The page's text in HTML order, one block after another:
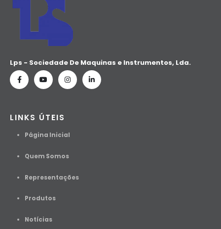
Lps - Sociedade De Maquinas e Instrumentos, Lda.
LINKS ÚTEIS
Página Inicial
Quem Somos
Representações
Produtos
Notícias